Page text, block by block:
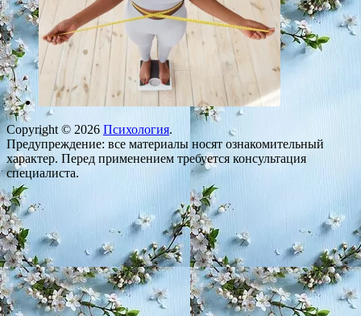
Copyright © 2026 Психология.
Предупреждение: все материалы носят ознакомительный
характер. Перед применением требуется консультация
специалиста.